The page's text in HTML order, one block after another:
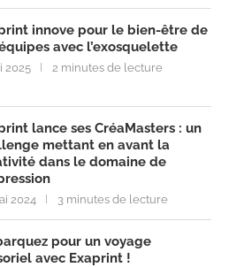
innove pour le bien-être de
avec l’exosquelette
2025 2 minutes de lecture
lance ses CréaMasters : un
mettant en avant la
dans le domaine de
2024 3 minutes de lecture
pour un voyage
avec Exaprint !